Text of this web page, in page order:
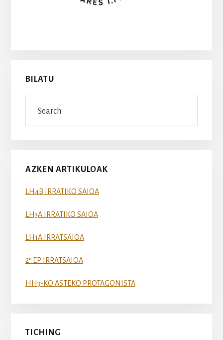
BILATU
AZKEN ARTIKULOAK
LH4B IRRATIKO SAIOA
LH3A IRRATIKO SAIOA
LH1A IRRATSAIOA
2º EP IRRATSAIOA
HH3-KO ASTEKO PROTAGONISTA
TICHING